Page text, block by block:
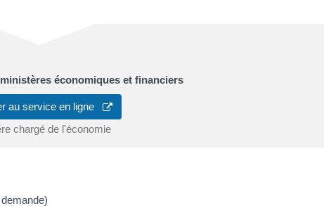
économiques et financiers
au service en ligne
chargé de l'économie